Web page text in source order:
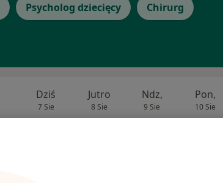
Psycholog dziecięcy Chirurg
Dziś
7 Sie
Jutro
8 Sie
Ndz,
9 Sie
Pon,
10 Sie